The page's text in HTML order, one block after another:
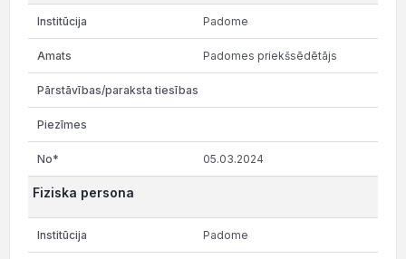
Padome
Padomes priekšsēdētājs
05.03.2024
Fiziska persona
Padome